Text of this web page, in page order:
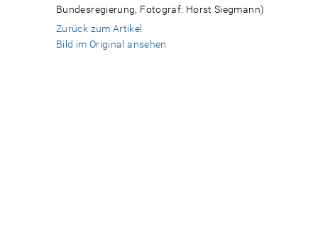
Bundesregierung, Fotograf: Horst Siegmann)
Zurück zum Artikel
Bild im Original ansehen